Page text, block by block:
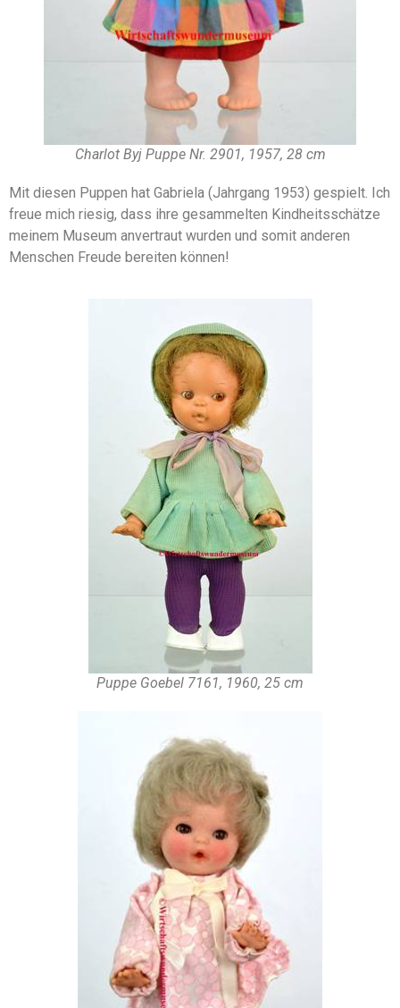
Charlot Byj Puppe Nr. 2901, 1957, 28 cm
Mit diesen Puppen hat Gabriela (Jahrgang 1953) gespielt. Ich
freue mich riesig, dass ihre gesammelten Kindheitsschätze
meinem Museum anvertraut wurden und somit anderen
Menschen Freude bereiten können!
Puppe Goebel 7161, 1960, 25 cm